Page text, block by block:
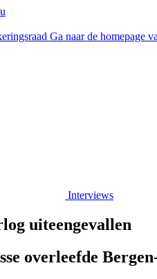
Ga naar de homepage
Interviews
uiteengevallen
overleefde